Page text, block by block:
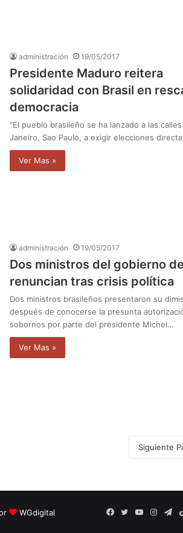
administración 19/05/2017
Presidente Maduro reitera
solidaridad con Brasil en
democracia
"El pueblo brasileño se ha lanzado a las
Janeiro, Sao Paulo, a exigir elecciones
Ver Mas »
administración 19/05/2017
Dos ministros del gobierno
renuncian tras crisis política
Dos ministros brasileños presentaron su
después de conocerse la presunta
sobornos por parte del presidente Michel…
Ver Mas »
Siguiente
WGdigital Facebook
TwitterYouTube